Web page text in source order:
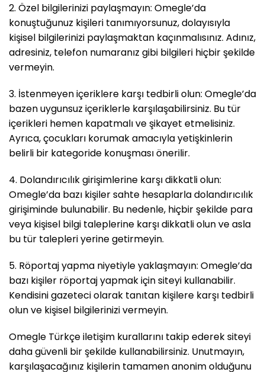
2. Özel bilgilerinizi paylaşmayın: Omegle’da
konuştuğunuz kişileri tanımıyorsunuz, dolayısıyla
kişisel bilgilerinizi paylaşmaktan kaçınmalısınız. Adınız,
adresiniz, telefon numaranız gibi bilgileri hiçbir şekilde
vermeyin.
3. İstenmeyen içeriklere karşı tedbirli olun: Omegle’da
bazen uygunsuz içeriklerle karşılaşabilirsiniz. Bu tür
içerikleri hemen kapatmalı ve şikayet etmelisiniz.
Ayrıca, çocukları korumak amacıyla yetişkinlerin
belirli bir kategoride konuşması önerilir.
4. Dolandırıcılık girişimlerine karşı dikkatli olun:
Omegle’da bazı kişiler sahte hesaplarla dolandırıcılık
girişiminde bulunabilir. Bu nedenle, hiçbir şekilde para
veya kişisel bilgi taleplerine karşı dikkatli olun ve asla
bu tür talepleri yerine getirmeyin.
5. Röportaj yapma niyetiyle yaklaşmayın: Omegle’da
bazı kişiler röportaj yapmak için siteyi kullanabilir.
Kendisini gazeteci olarak tanıtan kişilere karşı tedbirli
olun ve kişisel bilgilerinizi vermeyin.
Omegle Türkçe iletişim kurallarını takip ederek siteyi
daha güvenli bir şekilde kullanabilirsiniz. Unutmayın,
karşılaşacağınız kişilerin tamamen anonim olduğunu